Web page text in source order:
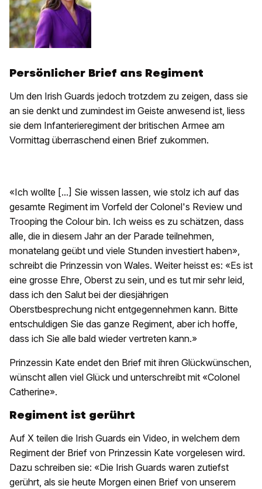
Persönlicher Brief ans Regiment
Um den Irish Guards jedoch trotzdem zu zeigen, dass sie
an sie denkt und zumindest im Geiste anwesend ist, liess
sie dem Infanterieregiment der britischen Armee am
Vormittag überraschend einen Brief zukommen.
«Ich wollte [...] Sie wissen lassen, wie stolz ich auf das
gesamte Regiment im Vorfeld der Colonel's Review und
Trooping the Colour bin. Ich weiss es zu schätzen, dass
alle, die in diesem Jahr an der Parade teilnehmen,
monatelang geübt und viele Stunden investiert haben»,
schreibt die Prinzessin von Wales. Weiter heisst es: «Es ist
eine grosse Ehre, Oberst zu sein, und es tut mir sehr leid,
dass ich den Salut bei der diesjährigen
Oberstbesprechung nicht entgegennehmen kann. Bitte
entschuldigen Sie das ganze Regiment, aber ich hoffe,
dass ich Sie alle bald wieder vertreten kann.»
Prinzessin Kate endet den Brief mit ihren Glückwünschen,
wünscht allen viel Glück und unterschreibt mit «Colonel
Catherine».
Regiment ist gerührt
Auf X teilen die Irish Guards ein Video, in welchem dem
Regiment der Brief von Prinzessin Kate vorgelesen wird.
Dazu schreiben sie: «Die Irish Guards waren zutiefst
gerührt, als sie heute Morgen einen Brief von unserem